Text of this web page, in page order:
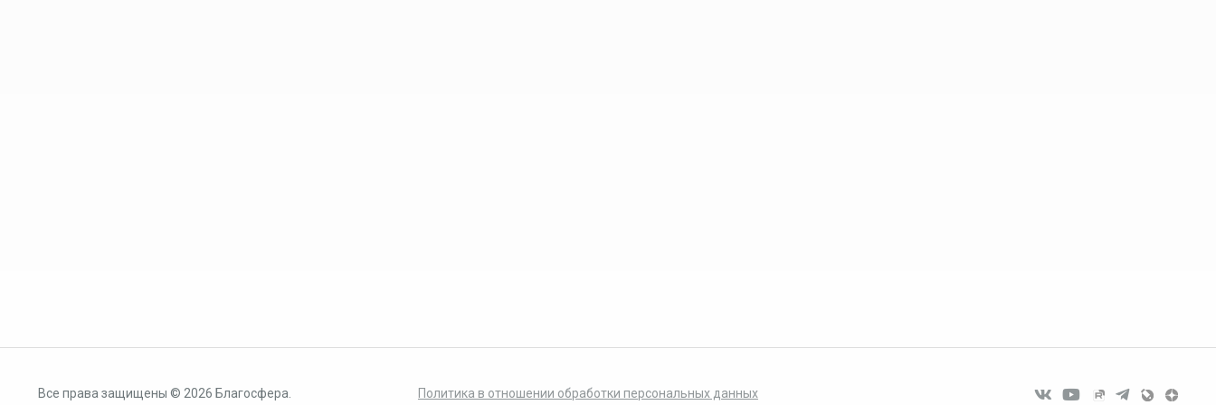
Все права защищены © 2026 Благосфера. Политика в отношении обработки персональных данных